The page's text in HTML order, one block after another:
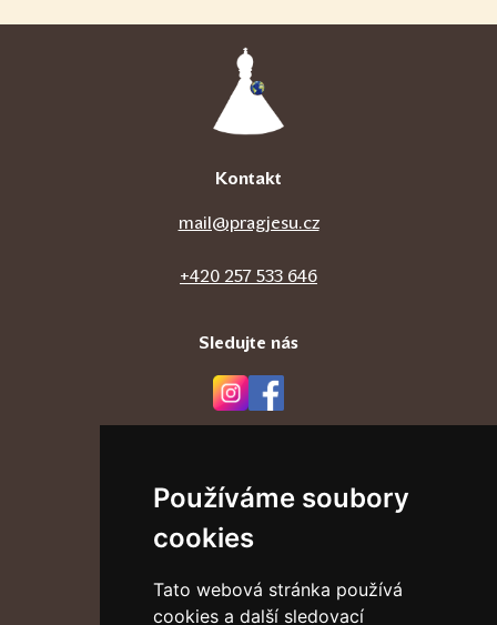
Používáme soubory
cookies
Tato webová stránka používá
cookies a další sledovací
Kontakt
mail@pragjesu.cz
+420 257 533 646
Sledujte nás
Bosí karmelitáni
Vatican News
Adresa